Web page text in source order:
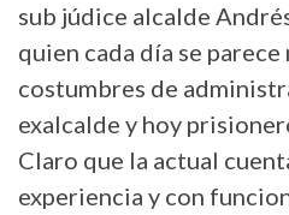
sub júdice alcalde
quien cada día se parece
costumbres de
exalcalde y hoy
Claro que la actual
experiencia y con